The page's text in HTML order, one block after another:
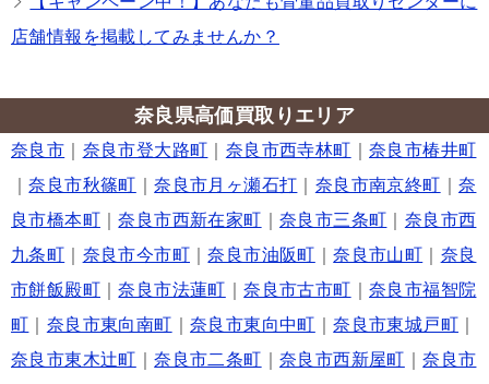
店舗情報を掲載してみませんか？
奈良県高価買取りエリア
奈良市 奈良市登大路町 奈良市西寺林町 ｜奈良市椿井町
｜奈良市秋篠町 ｜奈良市月ヶ瀬石打 奈良市南京終町 ｜奈
良市橋本町
｜奈良市西新在家町 ｜奈良市三条町
奈良市西
九条町
奈良市今市町 ｜奈良市油阪町 ｜奈良市山町
奈良
市餅飯殿町
｜奈良市法蓮町 ｜奈良市古市町 ｜奈良市福智院
町
奈良市東向南町 ｜奈良市東向中町 ｜奈良市東城戸町
奈良市東木辻町
｜奈良市二条町 ｜奈良市西新屋町 ｜奈良市